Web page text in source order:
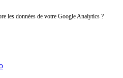
les données de votre Google Analytics ?